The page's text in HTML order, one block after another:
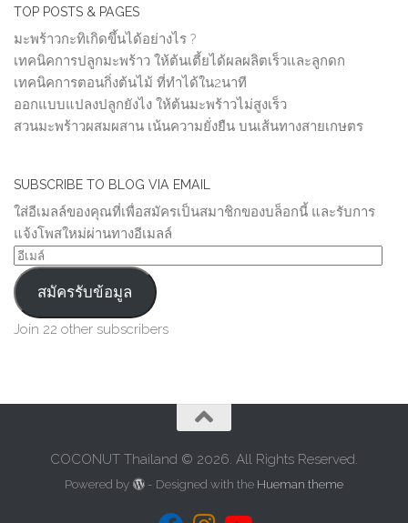
TOP POSTS & PAGES
มะพร้าวกะทิเกิดขึ้นได้อย่างไร ?
เทคนิคการปลูกมะพร้าว ให้ต้นเตี้ยได้ผลผลิตเร็วและลูกดก
เทคนิคการตอนกิ่งต้นไม้ ที่ทำได้ใน2นาที
ออกแบบแปลงปลูกยังไง ให้ต้นมะพร้าวไม่สูงเร็ว
สวนมะพร้าวผสมผสาน เน้นความยั่งยืน บนเส้นทางสายเกษตร
SUBSCRIBE TO BLOG VIA EMAIL
ใส่อีเมลล์ของคุณที่เพื่อสมัครเป็นสมาชิกของบล็อกนี้ และรับการ
แจ้งโพสใหม่ผ่านทางอีเมลล์
อีเมล์
สมัครรับข้อมูล
Join 22 other subscribers
COCONUT Thailand © 2026. All Rights Reserved.
Powered by - Designed with the Hueman theme